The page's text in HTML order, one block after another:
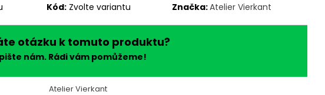
Kód: Zvolte variantu Značka:Atelier Vierkant
otázku k tomuto produktu?
nám. Rádi vám pomůžeme!
Atelier Vierkant